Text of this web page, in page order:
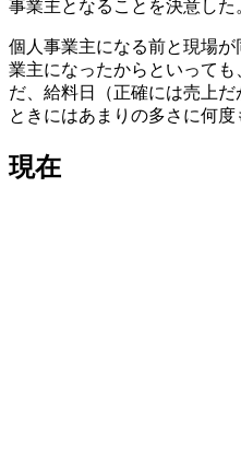
事業主となることを決意した
個人事業主になる前と現場
業主になったからといって
だ、給料日（正確には売上
ときにはあまりの多さに何度
現在